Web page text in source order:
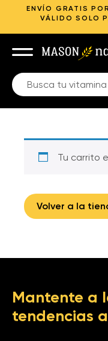
ENVÍO GRATIS
VÁLIDO SOLO
Tu carrito
Volver a la
Mantente a
tendencias